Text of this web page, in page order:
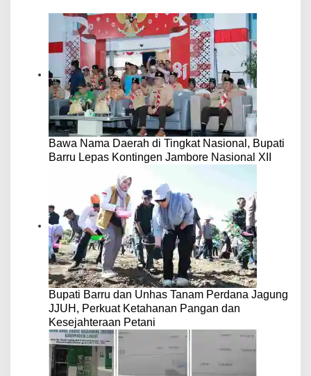
Bawa Nama Daerah di Tingkat Nasional, Bupati
Barru Lepas Kontingen Jambore Nasional XII
Bupati Barru dan Unhas Tanam Perdana Jagung
JJUH, Perkuat Ketahanan Pangan dan
Kesejahteraan Petani